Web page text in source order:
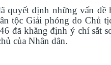
quyết định những vấn đề
tộc Giải phóng do Chủ
đã khẳng định ý chí sắt
của Nhân dân.